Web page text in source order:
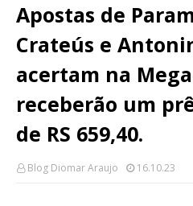
Apostas de
Crateús e
acertam na
receberão um
de RS 659,40.
Blog Diomar Araujo 16.10.23